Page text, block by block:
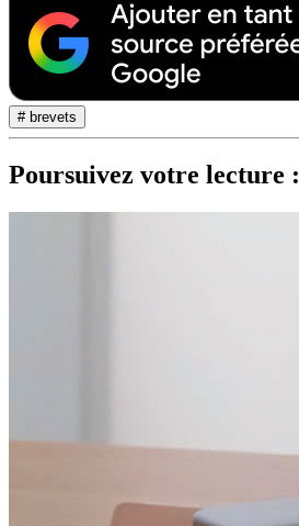
# brevets
Poursuivez votre lecture :